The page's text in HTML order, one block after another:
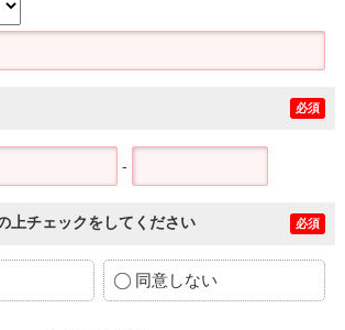
必須
-
上チェックをしてください 必須
同意しない